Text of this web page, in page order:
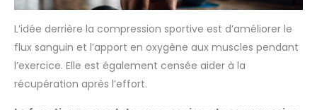
L’idée derrière la compression sportive est d’améliorer le
flux sanguin et l’apport en oxygène aux muscles pendant
l’exercice. Elle est également censée aider à la
récupération après l’effort.